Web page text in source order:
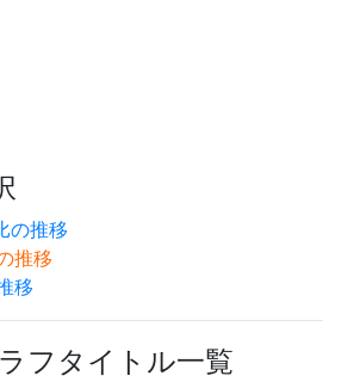
の推移
推移
移
フタイトル一覧